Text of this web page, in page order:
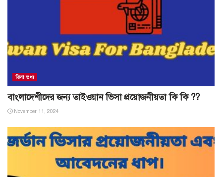
ভিসা তথ্য
বাংলাদেশীদের জন্য তাইওয়ান ভিসা প্রয়োজনীয়তা কি কি ??
November 11, 2024